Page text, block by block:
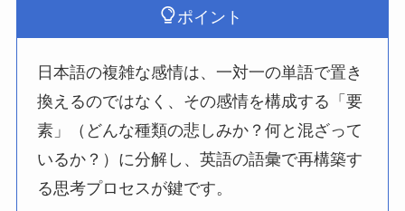
ポイント
日本語の複雑な感情は、一対一の単語で置き
換えるのではなく、その感情を構成する「要
素」（どんな種類の悲しみか？何と混ざって
いるか？）に分解し、英語の語彙で再構築す
る思考プロセスが鍵です。